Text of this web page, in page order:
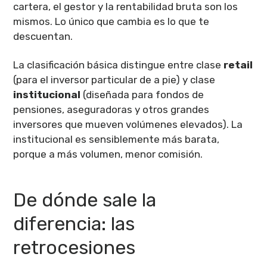
cartera, el gestor y la rentabilidad bruta son los
mismos. Lo único que cambia es lo que te
descuentan.
La clasificación básica distingue entre clase retail
(para el inversor particular de a pie) y clase
institucional (diseñada para fondos de
pensiones, aseguradoras y otros grandes
inversores que mueven volúmenes elevados). La
institucional es sensiblemente más barata,
porque a más volumen, menor comisión.
De dónde sale la
diferencia: las
retrocesiones